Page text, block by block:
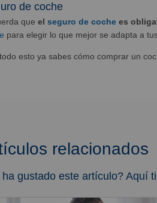
de coche
que el seguro de cochees
para elegir lo que mejor se adapta a
esto ya sabes cómo comprar un
relacionados
ha gustado este artículo? Aquí